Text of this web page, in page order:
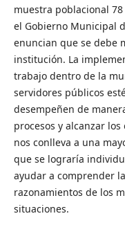
muestra poblacional
el Gobierno Municipal
enuncian que se debe
institución. La
trabajo dentro de la
servidores públicos
desempeñen de
procesos y alcanzar
nos conlleva a una
que se lograría
ayudar a comprender
razonamientos de los
situaciones.